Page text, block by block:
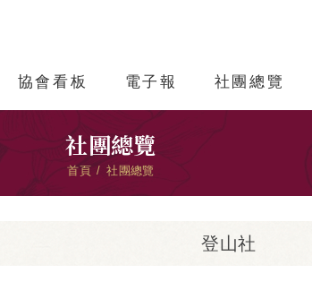
協會看板 電子報 社團總覽
社團總覽
首頁 社團總覽
登山社